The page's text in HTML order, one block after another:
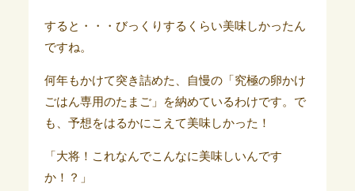
すると・・・びっくりするくらい美味しかったん
ですね。
何年もかけて突き詰めた、自慢の「究極の卵かけ
ごはん専用のたまご」を納めているわけです。で
も、予想をはるかにこえて美味しかった！
「大将！これなんでこんなに美味しいんです
か！？」